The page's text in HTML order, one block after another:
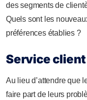
des segments de
Quels sont les
préférences établies ?
Service
Au lieu d’attendre que
faire part de leurs